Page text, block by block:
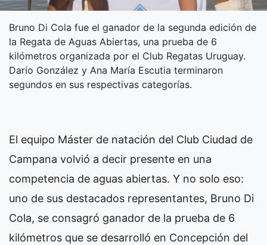
Bruno Di Cola fue el ganador de la segunda edición de
la Regata de Aguas Abiertas, una prueba de 6
kilómetros organizada por el Club Regatas Uruguay.
Darío González y Ana María Escutia terminaron
segundos en sus respectivas categorías.
El equipo Máster de natación del Club Ciudad de
Campana volvió a decir presente en una
competencia de aguas abiertas. Y no solo eso:
uno de sus destacados representantes, Bruno Di
Cola, se consagró ganador de la prueba de 6
kilómetros que se desarrolló en Concepción del